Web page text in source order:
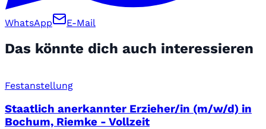
WhatsApp E-Mail
Das könnte dich auch interessieren
Festanstellung
Staatlich anerkannter Erzieher/in (m/w/d) in
Bochum, Riemke - Vollzeit